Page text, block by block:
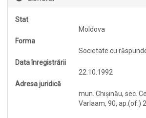
Stat
Moldova
Forma
Societate cu
Data înregistrării
22.10.1992
Adresa juridică
mun. Chişinău, sec.
Varlaam, 90, ap.(of.)